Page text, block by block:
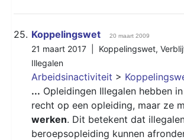
25. Koppelingswet 20 maart 2009
21 maart 2017 | Koppelingswet,
Illegalen
Arbeidsinactiviteit >
... Opleidingen Illegalen hebben
recht op een opleiding, maar ze
werken. Dit betekent dat
beroepsopleiding kunnen